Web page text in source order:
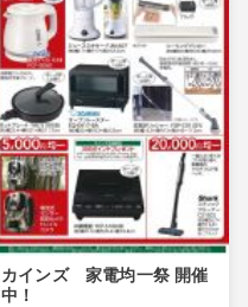
カインズ 家電均一祭 開催
中！